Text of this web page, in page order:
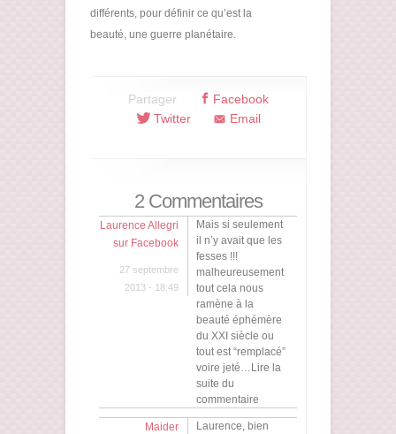
différents, pour définir ce qu’est la
beauté, une guerre planétaire.
Partager
Facebook
Twitter
Email
2 Commentaires
Laurence Allegri
sur Facebook
27 septembre
2013 - 18:49
Mais si seulement
il n’y avait que les
fesses !!!
malheureusement
tout cela nous
ramène à la
beauté éphémère
du XXI siècle ou
tout est “remplacé”
voire jeté…Lire la
suite du
commentaire
Maider
Laurence, bien